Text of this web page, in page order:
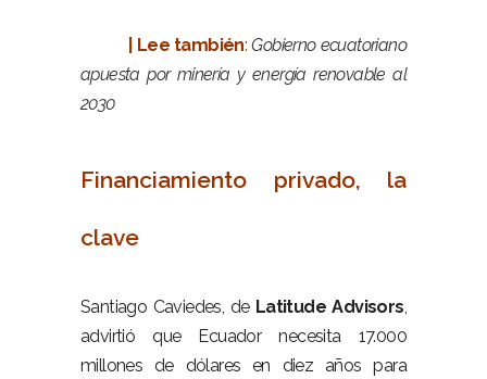
| Lee también:Gobierno ecuatoriano
apuesta por minería y energía renovable al
2030
Financiamiento privado, la
clave
Santiago Caviedes, de Latitude Advisors,
advirtió que Ecuador necesita 17.000
millones de dólares en diez años para